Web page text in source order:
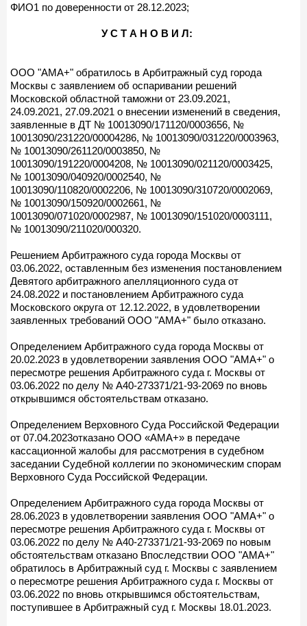
ФИО1 по доверенности от 28.12.2023;
У С Т А Н О В И Л:
ООО "АМА+" обратилось в Арбитражный суд города
Москвы с заявлением об оспаривании решений
Московской областной таможни от 23.09.2021,
24.09.2021, 27.09.2021 о внесении изменений в сведения,
заявленные в ДТ № 10013090/171120/0003656, №
10013090/231220/00004286, № 10013090/031220/0003963,
№ 10013090/261120/0003850, №
10013090/191220/0004208, № 10013090/021120/0003425,
№ 10013090/040920/0002540, №
10013090/110820/0002206, № 10013090/310720/0002069,
№ 10013090/150920/0002661, №
10013090/071020/0002987, № 10013090/151020/0003111,
№ 10013090/211020/000320.
Решением Арбитражного суда города Москвы от
03.06.2022, оставленным без изменения постановлением
Девятого арбитражного апелляционного суда от
24.08.2022 и постановлением Арбитражного суда
Московского округа от 12.12.2022, в удовлетворении
заявленных требований ООО "АМА+" было отказано.
Определением Арбитражного суда города Москвы от
20.02.2023 в удовлетворении заявления ООО "АМА+" о
пересмотре решения Арбитражного суда г. Москвы от
03.06.2022 по делу № А40-273371/21-93-2069 по вновь
открывшимся обстоятельствам отказано.
Определением Верховного Суда Российской Федерации
от 07.04.2023отказано ООО «АМА+» в передаче
кассационной жалобы для рассмотрения в судебном
заседании Судебной коллегии по экономическим спорам
Верховного Суда Российской Федерации.
Определением Арбитражного суда города Москвы от
28.06.2023 в удовлетворении заявления ООО "АМА+" о
пересмотре решения Арбитражного суда г. Москвы от
03.06.2022 по делу № А40-273371/21-93-2069 по новым
обстоятельствам отказано Впоследствии ООО "АМА+"
обратилось в Арбитражный суд г. Москвы с заявлением
о пересмотре решения Арбитражного суда г. Москвы от
03.06.2022 по вновь открывшимся обстоятельствам,
поступившее в Арбитражный суд г. Москвы 18.01.2023.